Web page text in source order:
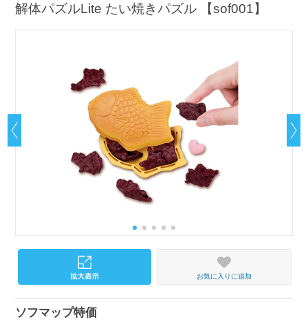
解体パズルLite たい焼きパズル 【sof001】
お気に入りに追加
ソフマップ特価